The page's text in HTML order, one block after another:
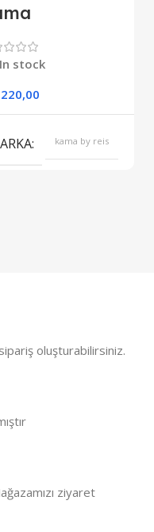
Dizel
Marşlı
In stock
kama by reis
oluşturabilirsiniz.
ziyaret